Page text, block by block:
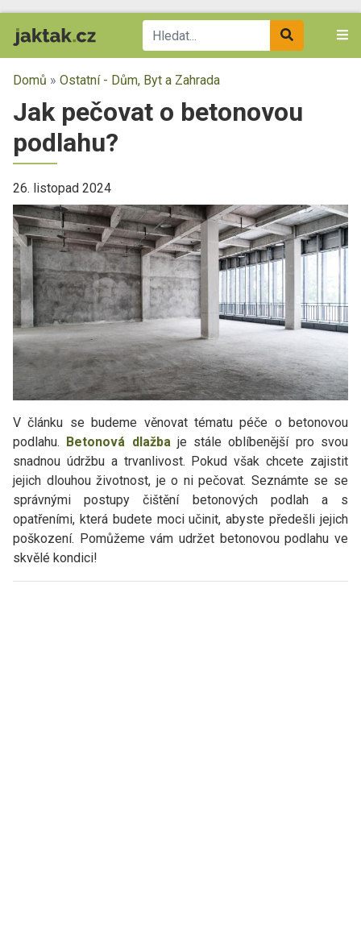
Domů » Ostatní - Dům, Byt a Zahrada
Jak pečovat o betonovou
podlahu?
26. listopad 2024
V článku se budeme věnovat tématu péče o betonovou
podlahu. Betonová dlažba je stále oblíbenější pro svou
snadnou údržbu a trvanlivost. Pokud však chcete zajistit
jejich dlouhou životnost, je o ni pečovat. Seznámte se se
správnými postupy čištění betonových podlah a s
opatřeními, která budete moci učinit, abyste předešli jejich
poškození. Pomůžeme vám udržet betonovou podlahu ve
skvělé kondici!